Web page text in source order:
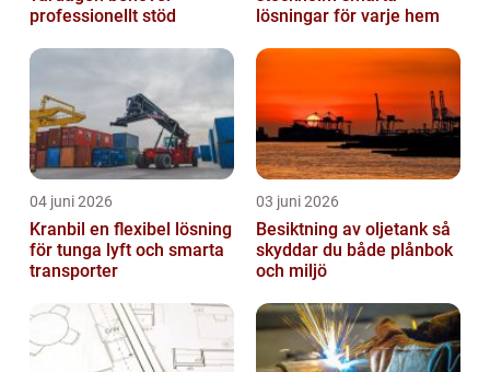
professionellt stöd
lösningar för varje hem
04 juni 2026
Kranbil en flexibel lösning
för tunga lyft och smarta
transporter
03 juni 2026
Besiktning av oljetank så
skyddar du både plånbok
och miljö